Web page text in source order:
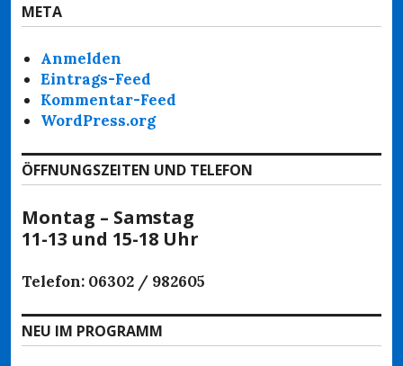
META
Anmelden
Eintrags-Feed
Kommentar-Feed
WordPress.org
ÖFFNUNGSZEITEN UND TELEFON
Montag – Samstag
11-13 und 15-18 Uhr
Telefon: 06302 / 982605
NEU IM PROGRAMM